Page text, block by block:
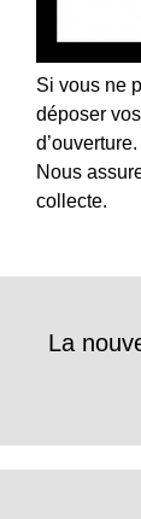
Si vous ne
déposer
d’ouverture.
Nous
collecte.
La